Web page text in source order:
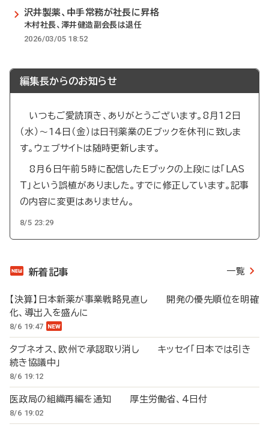
沢井製薬、中手常務が社長に昇格
木村社長、澤井健造副会長は退任
2026/03/05 18:52
編集長からのお知らせ
いつもご愛読頂き、ありがとうございます。8月12日
（水）～14日（金）は日刊薬業のEブックを休刊に致しま
す。ウェブサイトは随時更新します。
8月6日午前5時に配信したEブックの上段には「LAS
T」という誤植がありました。すでに修正しています。記事
の内容に変更はありません。
8/5 23:29
新着記事 一覧
【決算】日本新薬が事業戦略見直し 開発の優先順位を明確
化、導出入を盛んに
8/6 19:47
タブネオス、欧州で承認取り消し キッセイ「日本では引き
続き協議中」
8/6 19:12
医政局の組織再編を通知 厚生労働省、4日付
8/6 19:02